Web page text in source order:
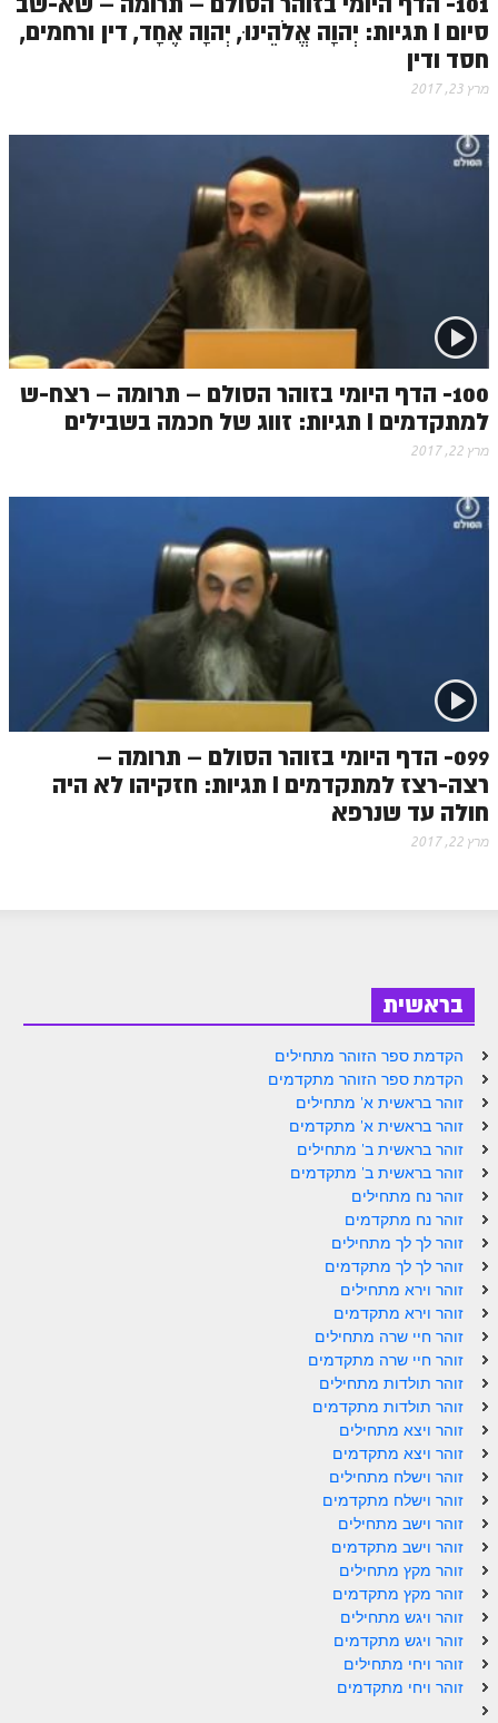
סיום I תגיות: יְהוָה אֱלֹהֵינוּ, יְהוָה אֶחָד, דין ורחמים,
חסד ודין
מרץ 23, 2017
100- הדף היומי בזוהר הסולם – תרומה – רצח-ש
למתקדמים I תגיות: זווג של חכמה בשבילים
מרץ 22, 2017
099- הדף היומי בזוהר הסולם – תרומה –
רצה-רצז למתקדמים I תגיות: חזקיהו לא היה
חולה עד שנרפא
מרץ 22, 2017
בראשית
הקדמת ספר הזוהר מתחילים
הקדמת ספר הזוהר מתקדמים
זוהר בראשית א' מתחילים
זוהר בראשית א' מתקדמים
זוהר בראשית ב' מתחילים
זוהר בראשית ב' מתקדמים
זוהר נח מתחילים
זוהר נח מתקדמים
זוהר לך לך מתחילים
זוהר לך לך מתקדמים
זוהר וירא מתחילים
זוהר וירא מתקדמים
זוהר חיי שרה מתחילים
זוהר חיי שרה מתקדמים
זוהר תולדות מתחילים
זוהר תולדות מתקדמים
זוהר ויצא מתחילים
זוהר ויצא מתקדמים
זוהר וישלח מתחילים
זוהר וישלח מתקדמים
זוהר וישב מתחילים
זוהר וישב מתקדמים
זוהר מקץ מתחילים
זוהר מקץ מתקדמים
זוהר ויגש מתחילים
זוהר ויגש מתקדמים
זוהר ויחי מתחילים
זוהר ויחי מתקדמים